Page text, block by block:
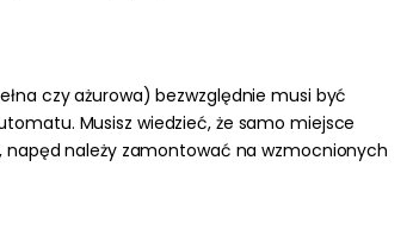
czy ażurowa) bezwzględniemusi być
Musisz wiedzieć, że samo miejsce
napęd należy zamontować na wzmocnionych